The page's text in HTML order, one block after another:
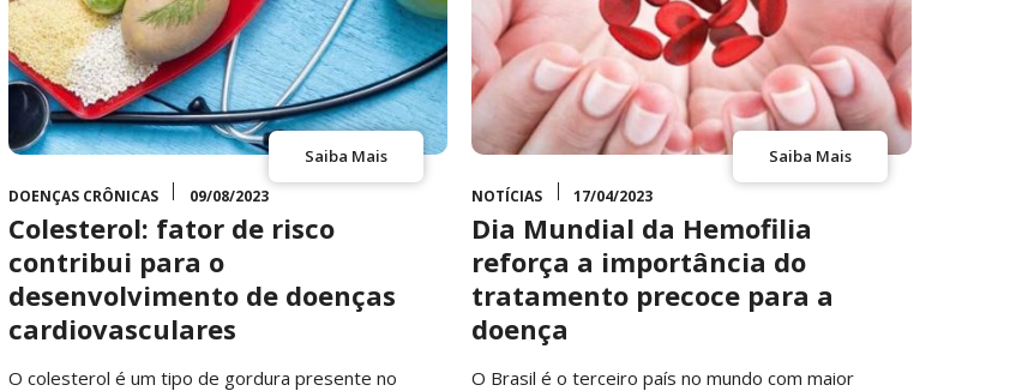
Saiba Mais
DOENÇAS CRÔNICAS 09/08/2023
Colesterol: fator de risco
contribui para o
desenvolvimento de doenças
cardiovasculares
O colesterol é um tipo de gordura presente no
Saiba Mais
NOTÍCIAS 17/04/2023
Dia Mundial da Hemofilia
reforça a importância do
tratamento precoce para a
doença
O Brasil é o terceiro país no mundo com maior